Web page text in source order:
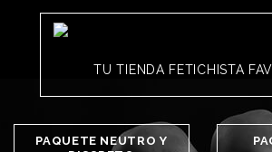
TU TIENDA FETICHISTA
PAQUETE NEUTRO Y